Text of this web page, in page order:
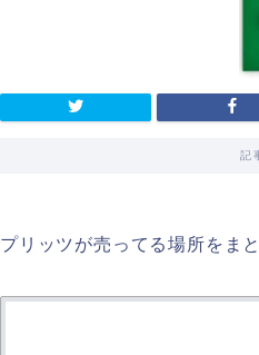
記
プリッツが売ってる場所をま